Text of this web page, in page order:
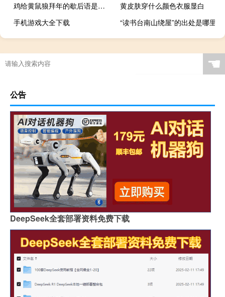
鸡给黄鼠狼拜年的歇后语是什么
黄皮肤穿什么颜色衣服显白
手机游戏大全下载
“读书台南山绕屋”的出处是哪里
☚
公告
DeepSeek全套部署资料免费下载